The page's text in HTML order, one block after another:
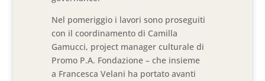
Nel pomeriggio i lavori sono proseguiti
con il coordinamento di Camilla
Gamucci, project manager culturale di
Promo P.A. Fondazione – che insieme
a Francesca Velani ha portato avanti